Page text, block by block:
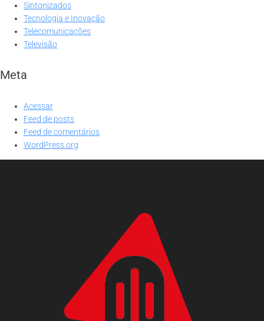
Sintonizados
Tecnologia e Inovação
Telecomunicações
Televisão
Meta
Acessar
Feed de posts
Feed de comentários
WordPress.org